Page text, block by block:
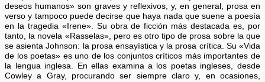
deseos humanos» son graves y reflexivos, y, en general, prosa en
verso y tampoco puede decirse que haya nada que suene a poesía
en la tragedia «Irene». Su obra de ficción más destacada es, por
tanto, la novela «Rasselas», pero es otro tipo de prosa sobre la que
se asienta Johnson: la prosa ensayística y la prosa crítica. Su «Vida
de los poetas» es uno de los conjuntos críticos más importantes de
la lengua inglesa. En ellas examina a los poetas ingleses, desde
Cowley a Gray, procurando ser siempre claro y, en ocasiones,